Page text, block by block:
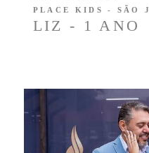
LIZ - 1 ANO
PLACE KIDS - SÃO